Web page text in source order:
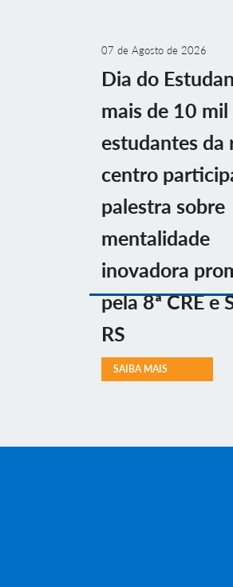
07 de Agosto de 2026
Dia do
mais de 10 mil
estudantes da
centro
palestra sobre
mentalidade
inovadora
pela 8ª CRE e
RS
SAIBA MAIS